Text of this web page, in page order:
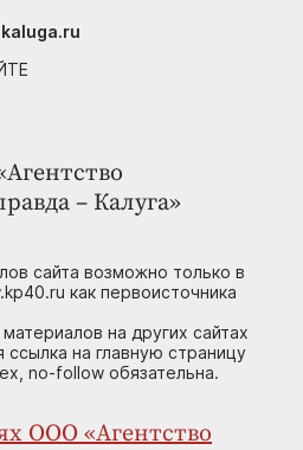
– Калуга»
сайта возможно только в
как первоисточника
на других сайтах
ссылка на главную страницу
no-follow обязательна.
ООО «Агентство